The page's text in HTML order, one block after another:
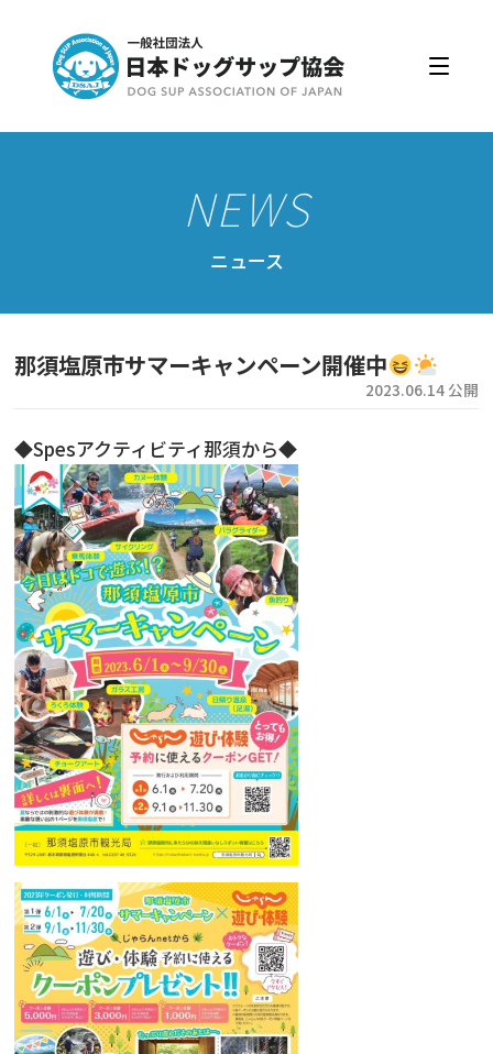
入会・更新
公認スクール・インストラクター
資格取得・協会規約
ドッグサップをはじめよう
ニュース
フォト＆ムービー
お問い合わせ
ニュース
那須塩原市サマーキャンペーン開催中
2023.06.14 公開
◆Spesアクティビティ那須から◆